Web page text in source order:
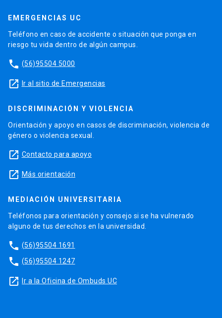
EMERGENCIAS UC
Teléfono en caso de accidente o situación que ponga en
riesgo tu vida dentro de algún campus.
phone (56)95504 5000
launch Ir al sitio de Emergencias
DISCRIMINACIÓN Y VIOLENCIA
Orientación y apoyo en casos de discriminación, violencia de
género o violencia sexual.
launch Contacto para apoyo
launch Más orientación
MEDIACIÓN UNIVERSITARIA
Teléfonos para orientación y consejo si se ha vulnerado
alguno de tus derechos en la universidad.
phone (56)95504 1691
phone (56)95504 1247
launch Ir a la Oficina de Ombuds UC